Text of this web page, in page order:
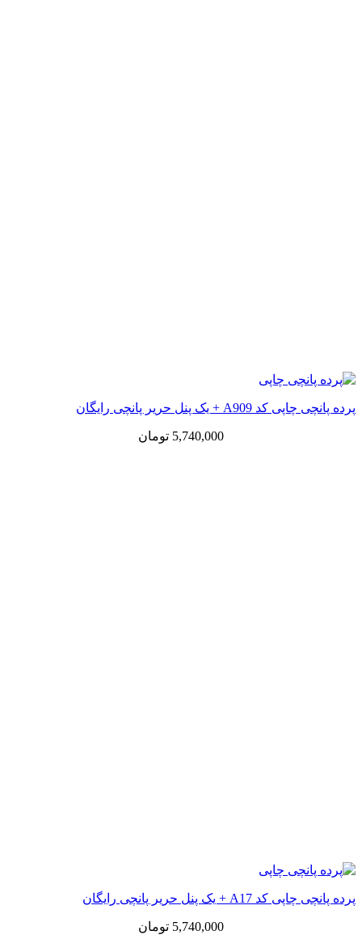
پرده پانچی چاپی کد A909 + یک پنل حریر پانچی رایگان
5,740,000 تومان
پرده پانچی چاپی کد A17 + یک پنل حریر پانچی رایگان
5,740,000 تومان